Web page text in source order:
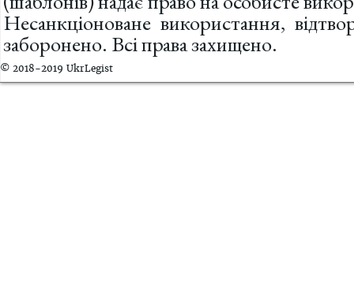
Несанкціоноване використання,
заборонено. Всі права захищено.
© 2018-2019 UkrLegist